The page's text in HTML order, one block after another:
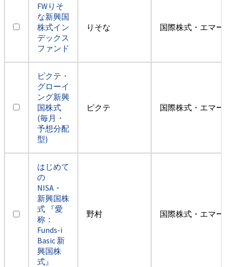
FWりそ
な新興国
株式イン
デックス
ファンド
りそな 国際株式・エマ
ピクテ・
グローイ
ング新興
国株式
(毎月・
予想分配
型)
ピクテ 国際株式・エマ
はじめて
の
NISA・
新興国株
式 『愛
称：
Funds-i
Basic 新
興国株
式』
野村 国際株式・エマ